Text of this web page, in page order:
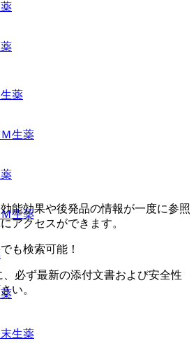
生薬
生薬
生薬
生薬
能効果や後発品の情報が一度に参照
アクセスができます。
も検索可能！
必ず最新の添付文書および安全性
い。